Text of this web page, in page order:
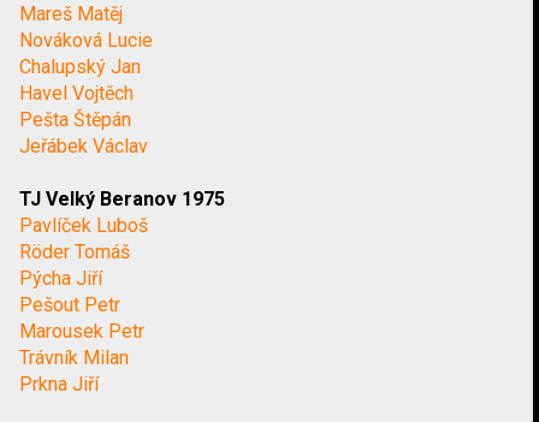
Mareš Matěj
Nováková Lucie
Chalupský Jan
Havel Vojtěch
Pešta Štěpán
Jeřábek Václav
TJ Velký Beranov 1975
Pavlíček Luboš
Röder Tomáš
Pýcha Jiří
Pešout Petr
Marousek Petr
Trávník Milan
Prkna Jiří